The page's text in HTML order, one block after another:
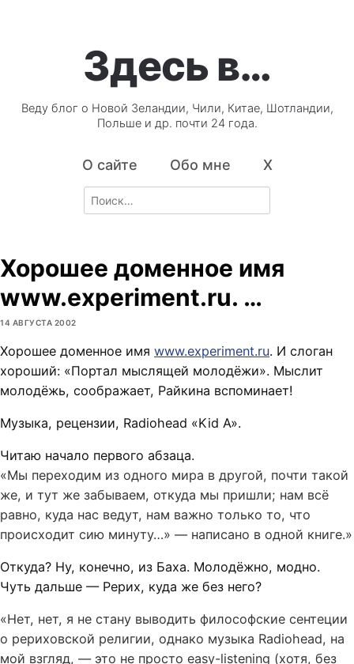
Здесь в…
Веду блог о Новой Зеландии, Чили, Китае, Шотландии,
Польше и др. почти 24 года.
О сайте Обо мне X
Search
for:
Хорошее доменное имя
www.experiment.ru. …
14 АВГУСТА 2002
Хорошее доменное имя www.experiment.ru. И слоган
хороший: «Портал мыслящей молодёжи». Мыслит
молодёжь, соображает, Райкина вспоминает!
Музыка, рецензии, Radiohead «Kid A».
Читаю начало первого абзаца.
«Мы переходим из одного мира в другой, почти такой
же, и тут же забываем, откуда мы пришли; нам всё
равно, куда нас ведут, нам важно только то, что
происходит сию минуту…» — написано в одной книге.»
Откуда? Ну, конечно, из Баха. Молодёжно, модно.
Чуть дальше — Рерих, куда же без него?
«Нет, нет, я не стану выводить философские сентеции
о рериховской религии, однако музыка Radiohead, на
мой взгляд, — это не просто easy-listening (хотя, без